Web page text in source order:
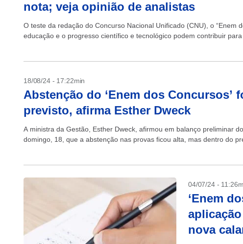
nota; veja opinião de analistas
O teste da redação do Concurso Nacional Unificado (CNU), o “Enem
educação e o progresso científico e tecnológico podem contribuir
18/08/24 - 17:22min
Abstenção do ‘Enem dos Concursos’
previsto, afirma Esther Dweck
A ministra da Gestão, Esther Dweck, afirmou em balanço preliminar
domingo, 18, que a abstenção nas provas ficou alta, mas dentro do
04/07/24 -
‘Enem
nova